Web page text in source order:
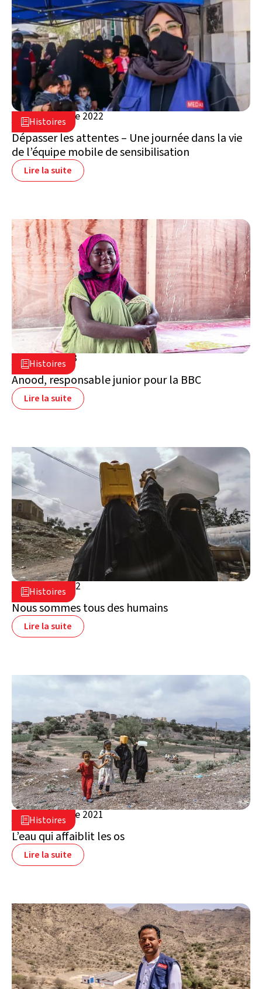
 Histoires
19 septembre 2022
Yémen
Dépasser les attentes – Une journée dans la vie
de l’équipe mobile de sensibilisation
Lire la suite
 Histoires
29 août 2023
Yémen
Anood, responsable junior pour la BBC
Lire la suite
Histoires
20 juillet 2022
Yémen
Nous sommes tous des humains
Lire la suite
 Histoires
29 septembre 2021
Yémen
L’eau qui affaiblit les os
Lire la suite